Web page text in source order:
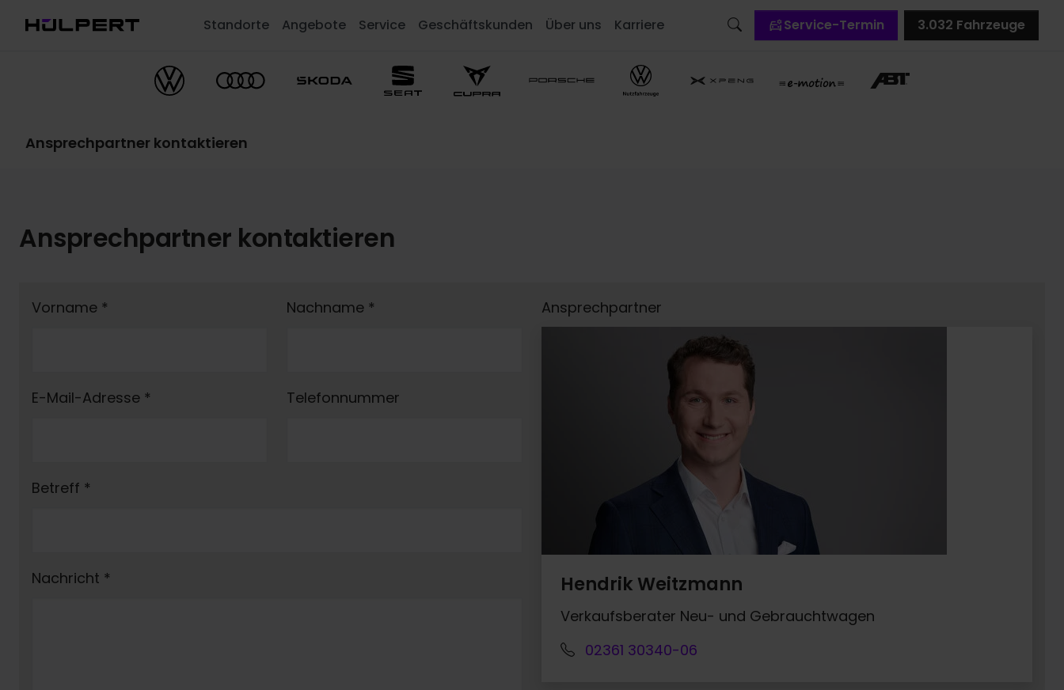
Standorte Angebote Service Geschäftskunden Über uns Karriere Service-Termin Fahrzeuge
3.032
Ansprechpartner kontaktieren
Ansprechpartner kontaktieren
Vorname * Nachname *
E-Mail-Adresse * Telefonnummer
Betreff *
Nachricht *
Ansprechpartner
Hendrik Weitzmann
Verkaufsberater Neu- und Gebrauchtwagen
02361 30340-06